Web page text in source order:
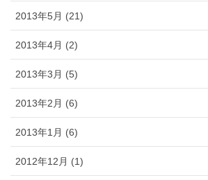
2013年5月 (21)
2013年4月 (2)
2013年3月 (5)
2013年2月 (6)
2013年1月 (6)
2012年12月 (1)